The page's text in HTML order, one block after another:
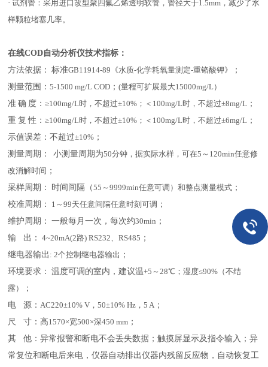
· 试剂管：采用进口改型聚四氟乙烯透明软管，管径大于1.5mm，减少了水
样颗粒堵塞几率。
在线COD自动分析仪技术指标：
方法依据：
标准GB11914-89《水质-化学耗氧量测定-重铬酸钾》
；
测量范围：5-1500mg/L COD ；(量程可扩展最大15000mg/L）
准 确 度：≥100mg/L时，不超过±10%；＜100mg/L时，不超过±8mg/L ；
重 复 性：≥100mg/L时，不超过±10%；＜100mg/L时，不超过±6mg/L ；
示值误差：不超过±10% ；
测量周期：
小测量周期为50分钟，据实际水样，可在5～120min任意修
改消解时间 ；
采样周期：
时间间隔（55～9999min任意可调）和整点测量模式 ；
校准周期：
1～99天任意间隔任意时刻可调 ；
维护周期：
一般每月一次，每次约30min ；
输
出： 4~20mA(2路) RS232、RS485 ；
继电器输出 : 2个控制继电器输出 ；
环境要求：
温度可调的室内，建议温+5～28℃；湿度≤90%（不结
露）
；
电
源：AC220±10% V，50±10% Hz，5 A ；
尺
寸：高1570×宽500×深450 mm ；
其
他：异常报警和断电不会丢失数据；触摸屏显示及指令输入；异
常复位和断电后来电，仪器自动排出仪器内残留反应物，自动恢复工